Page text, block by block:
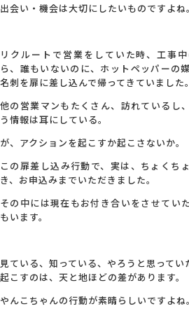
出会い・機会は大切にしたいものですよね。
リクルートで営業をしていた時、工事
ら、誰もいないのに、ホットペッパーの
名刺を扉に差し込んで帰ってきていました。
他の営業マンもたくさん、訪れているし
う情報は耳にしている。
が、アクションを起こすか起こさないか。
この扉差し込み行動で、実は、ちょくち
き、お申込みまでいただきました。
その中には現在もお付き合いをさせてい
もいます。
見ている、知っている、やろうと思ってい
起こすのは、天と地ほどの差があります。
やんこちゃんの行動が素晴らしいですよね。